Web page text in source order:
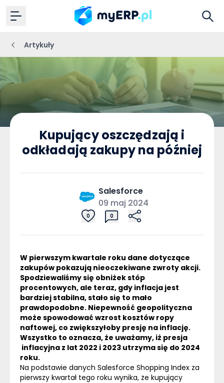
Artykuły
Kupujący oszczędzają i
odkładają zakupy na później
Salesforce
09 maj 2024
0 0
W pierwszym kwartale roku dane dotyczące
zakupów pokazują nieoczekiwane zwroty akcji.
Spodziewaliśmy się obniżek stóp
procentowych, ale teraz, gdy inflacja jest
bardziej stabilna, stało się to mało
prawdopodobne. Niepewność geopolityczna
może spowodować wzrost kosztów ropy
naftowej, co zwiększyłoby presję na inflację.
Wszystko to oznacza, że uważamy, iż presja
inflacyjna z lat 2022 i 2023 utrzyma się do 2024
roku.
Na podstawie danych Salesforce Shopping Index za
pierwszy kwartał tego roku wynika, że kupujący